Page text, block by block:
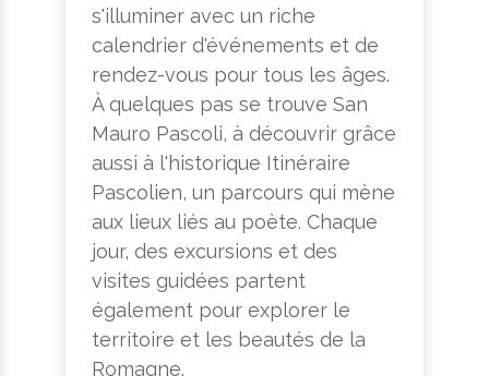
s'illuminer avec un riche
calendrier d'événements et de
rendez-vous pour tous les âges.
À quelques pas se trouve San
Mauro Pascoli, à découvrir grâce
aussi à l'historique Itinéraire
Pascolien, un parcours qui mène
aux lieux liés au poète. Chaque
jour, des excursions et des
visites guidées partent
également pour explorer le
territoire et les beautés de la
Romagne.